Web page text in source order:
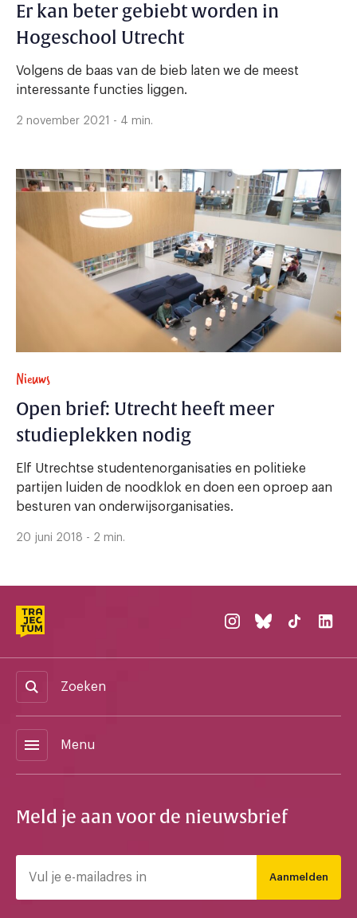
Er kan beter gebiebt worden in
Hogeschool Utrecht
Volgens de baas van de bieb laten we de meest
interessante functies liggen.
2 november 2021 - 4 min.
Nieuws
Open brief: Utrecht heeft meer
studieplekken nodig
Elf Utrechtse studentenorganisaties en politieke
partijen luiden de noodklok en doen een oproep aan
besturen van onderwijsorganisaties.
20 juni 2018 - 2 min.
Zoeken
menu Menu
Meld je aan voor de nieuwsbrief
Aanmelden